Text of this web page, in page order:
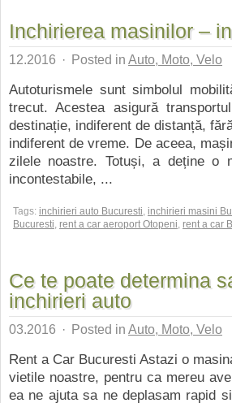
Inchirierea masinilor –
12.2016 · Posted in Auto, Moto, Velo
Autoturismele sunt simbolul
trecut. Acestea asigură
destinație, indiferent de distanță,
indiferent de vreme. De aceea,
zilele noastre. Totuși, a deține o
incontestabile, ...
Tags: inchirieri auto Bucuresti, inchirieri masini
Bucuresti, rent a car aeroport Otopeni, rent a car
Ce te poate determina
inchirieri auto
03.2016 · Posted in Auto, Moto, Velo
Rent a Car Bucuresti Astazi o
vietile noastre, pentru ca mereu
ea ne ajuta sa ne deplasam rapid